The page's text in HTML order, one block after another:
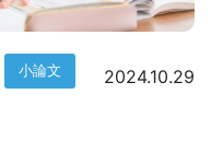
小論文 2024.10.29